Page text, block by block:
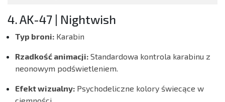
4. AK-47 | Nightwish
Typ broni: Karabin
Rzadkość animacji: Standardowa kontrola karabinu z
neonowym podświetleniem.
Efekt wizualny: Psychodeliczne kolory świecące w